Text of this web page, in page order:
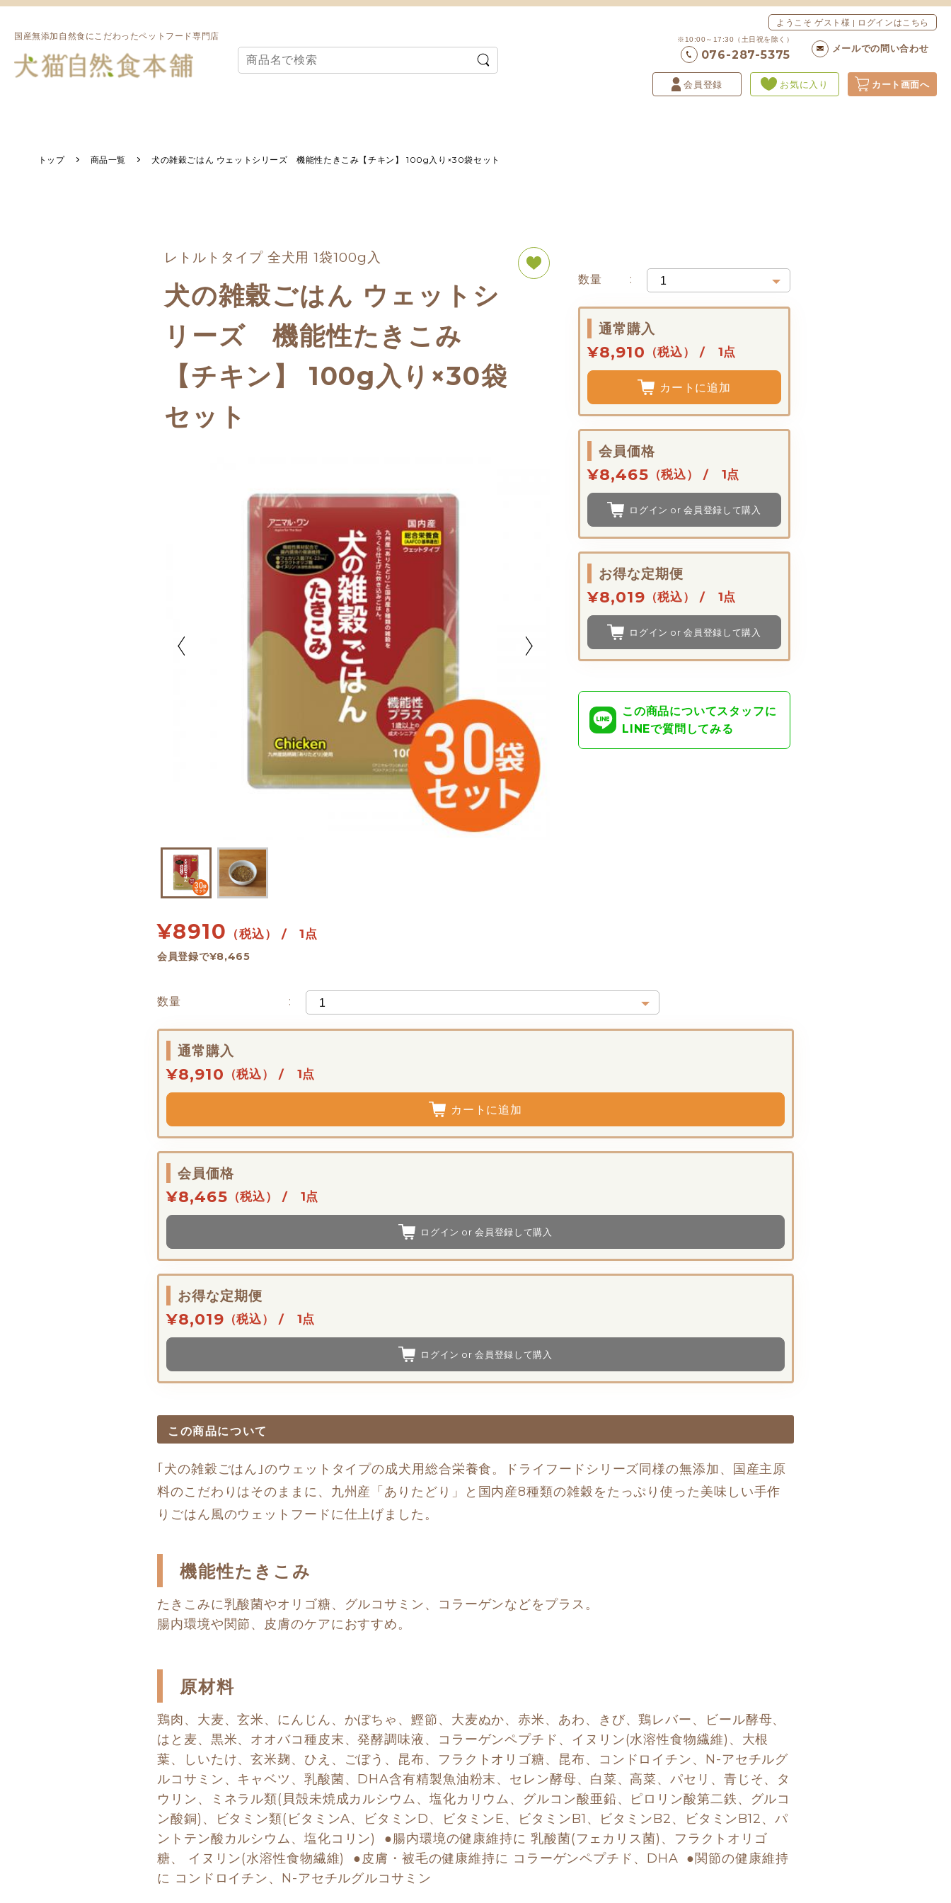
国産無添加自然食にこだわったペットフード専門店
ようこそ ゲスト様 | ログインはこちら
※10:00～17:30（土日祝を除く）
076-287-5375 メールでの問い合わせ
会員登録 お気に入り カート画面へ
トップ 商品一覧 犬の雑穀ごはん ウェットシリーズ 機能性たきこみ【チキン】 100g入り×30袋セット
レトルトタイプ 全犬用 1袋100g入
犬の雑穀ごはん ウェットシ
リーズ 機能性たきこみ
【チキン】 100g入り×30袋
セット
数量
通常購入
¥8,910 （税込） / 1点
カートに追加
会員価格
¥8,465 （税込） / 1点
ログイン or 会員登録して購入
お得な定期便
¥8,019 （税込） / 1点
ログイン or 会員登録して購入
この商品についてスタッフに
LINEで質問してみる
¥8910 （税込） / 1点
会員登録で¥8,465
数量
通常購入
¥8,910 （税込） / 1点
カートに追加
会員価格
¥8,465 （税込） / 1点
ログイン or 会員登録して購入
お得な定期便
¥8,019 （税込） / 1点
ログイン or 会員登録して購入
この商品について
｢犬の雑穀ごはん｣のウェットタイプの成犬用総合栄養食。ドライフードシリーズ同様の無添加、国産主原
料のこだわりはそのままに、九州産「ありたどり」と国内産8種類の雑穀をたっぷり使った美味しい手作
りごはん風のウェットフードに仕上げました。
機能性たきこみ
たきこみに乳酸菌やオリゴ糖、グルコサミン、コラーゲンなどをプラス。
腸内環境や関節、皮膚のケアにおすすめ。
原材料
鶏肉、大麦、玄米、にんじん、かぼちゃ、鰹節、大麦ぬか、赤米、あわ、きび、鶏レバー、ビール酵母、
はと麦、黒米、オオバコ種皮末、発酵調味液、コラーゲンペプチド、イヌリン(水溶性食物繊維)、大根
葉、しいたけ、玄米麹、ひえ、ごぼう、昆布、フラクトオリゴ糖、昆布、コンドロイチン、N-アセチルグ
ルコサミン、キャベツ、乳酸菌、DHA含有精製魚油粉末、セレン酵母、白菜、高菜、パセリ、青じそ、タ
ウリン、ミネラル類(貝殻未焼成カルシウム、塩化カリウム、グルコン酸亜鉛、ピロリン酸第二鉄、グルコ
ン酸銅)、ビタミン類(ビタミンA、ビタミンD、ビタミンE、ビタミンB1、ビタミンB2、ビタミンB12、パ
ントテン酸カルシウム、塩化コリン)  ●腸内環境の健康維持に 乳酸菌(フェカリス菌)、フラクトオリゴ
糖、 イヌリン(水溶性食物繊維)  ●皮膚・被毛の健康維持に コラーゲンペプチド、DHA  ●関節の健康維持
に コンドロイチン、N-アセチルグルコサミン